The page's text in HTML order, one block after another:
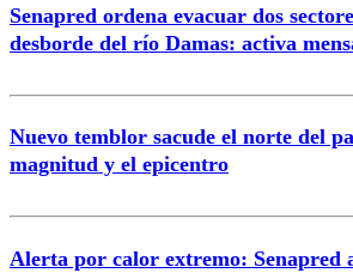
Correo
Senapred ordena evacuar dos
desborde del río Damas: activa
Nuevo temblor sacude el norte del
magnitud y el epicentro
Alerta por calor extremo: Senapred